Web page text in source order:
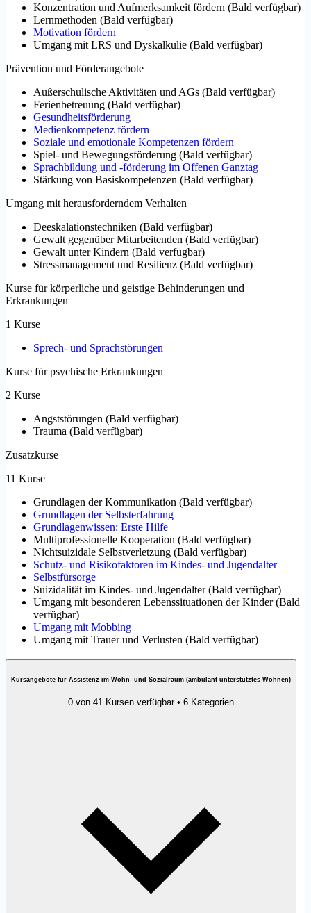
Konzentration und Aufmerksamkeit fördern (Bald verfügbar)
Lernmethoden (Bald verfügbar)
Motivation fördern
Umgang mit LRS und Dyskalkulie (Bald verfügbar)
Prävention und Förderangebote
Außerschulische Aktivitäten und AGs (Bald verfügbar)
Ferienbetreuung (Bald verfügbar)
Gesundheitsförderung
Medienkompetenz fördern
Soziale und emotionale Kompetenzen fördern
Spiel- und Bewegungsförderung (Bald verfügbar)
Sprachbildung und -förderung im Offenen Ganztag
Stärkung von Basiskompetenzen (Bald verfügbar)
Umgang mit herausforderndem Verhalten
Deeskalationstechniken (Bald verfügbar)
Gewalt gegenüber Mitarbeitenden (Bald verfügbar)
Gewalt unter Kindern (Bald verfügbar)
Stressmanagement und Resilienz (Bald verfügbar)
Kurse für körperliche und geistige Behinderungen und
Erkrankungen
1 Kurse
Sprech- und Sprachstörungen
Kurse für psychische Erkrankungen
2 Kurse
Angststörungen (Bald verfügbar)
Trauma (Bald verfügbar)
Zusatzkurse
11 Kurse
Grundlagen der Kommunikation (Bald verfügbar)
Grundlagen der Selbsterfahrung
Grundlagenwissen: Erste Hilfe
Multiprofessionelle Kooperation (Bald verfügbar)
Nichtsuizidale Selbstverletzung (Bald verfügbar)
Schutz- und Risikofaktoren im Kindes- und Jugendalter
Selbstfürsorge
Suizidalität im Kindes- und Jugendalter(Bald verfügbar)
Umgang mit besonderen Lebenssituationen der Kinder(Bald
verfügbar)
Umgang mit Mobbing
Umgang mit Trauer und Verlusten (Bald verfügbar)
Kursangebote für Assistenz im Wohn- und Sozialraum (ambulant unterstütztes Wohnen)
0 von 41 Kursen verfügbar • 6 Kategorien